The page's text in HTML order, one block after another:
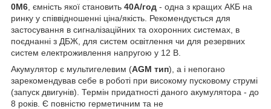
0M6 , ємність якої становить 40А/год - одна з кращих АКБ на
ринку у співвідношенні ціна/якість. Рекомендується для
застосування в сигналізаційних та охоронних системах, в
поєднанні з ДБЖ, для систем освітлення чи для резервних
систем електроживлення напругою у 12 В.
Акумулятор є мультигелевим (AGM тип), а і непогано
зарекомендував себе в роботі при високому пусковому струмі
(запуск двигунів). Термін придатності даного акумулятора - до
8 років. Є повністю герметичним та не